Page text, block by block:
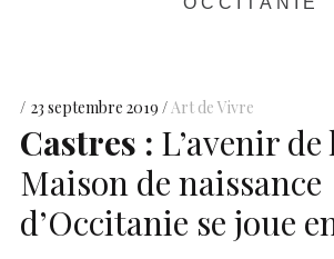
23 septembre 2019 Art de Vivre
Castres : L’avenir de
Maison de naissance
d’Occitanie se joue